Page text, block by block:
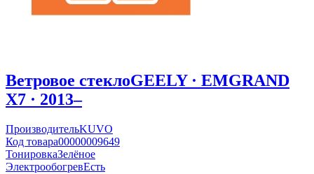
Ветровое стеклоGEELY · EMGRAND
X7 · 2013–
ПроизводительKUVO
Код товара00000009649
ТонировкаЗелёное
ЭлектрообогревЕсть